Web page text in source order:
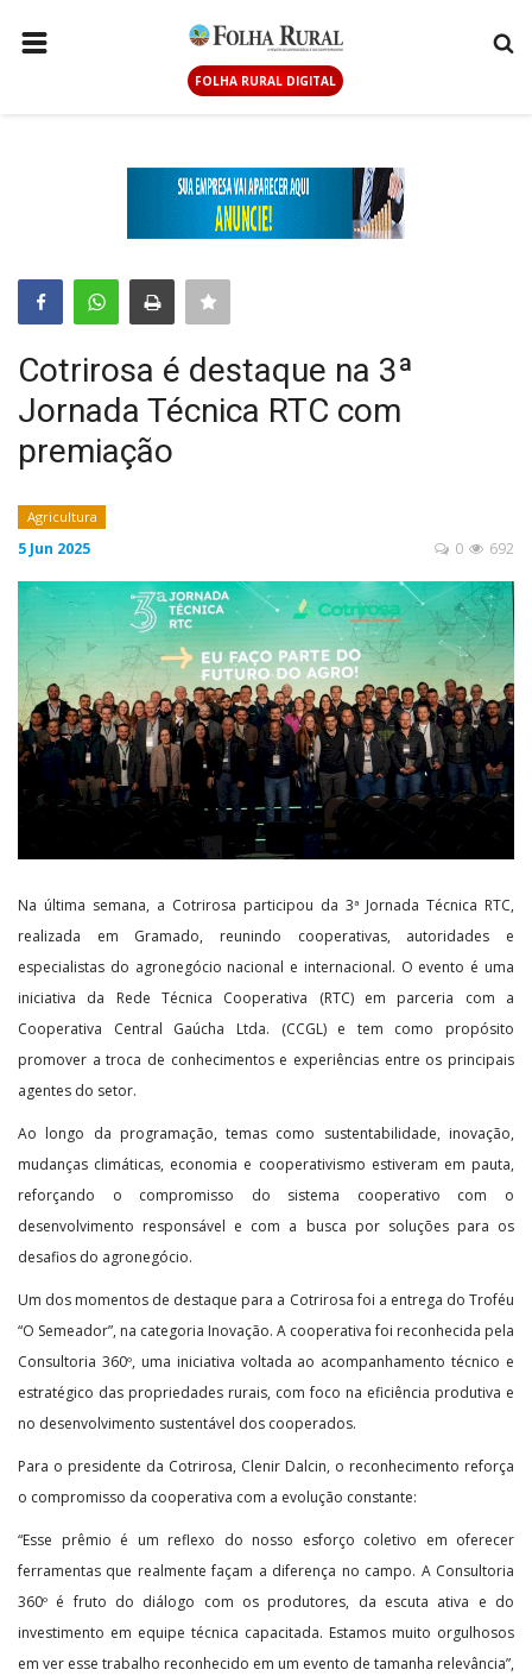
FOLHA RURAL DIGITAL
GERAL
CONTATO
LOGIN
CADASTRAR
Cotrirosa é destaque na 3ª
Jornada Técnica RTC com
premiação
Agricultura
5 Jun 2025 692
0
Na última semana, a Cotrirosa participou da 3ª Jornada Técnica RTC,
realizada em Gramado, reunindo cooperativas, autoridades e
especialistas do agronegócio nacional e internacional. O evento é uma
iniciativa da Rede Técnica Cooperativa (RTC) em parceria com a
Cooperativa Central Gaúcha Ltda. (CCGL) e tem como propósito
promover a troca de conhecimentos e experiências entre os principais
agentes do setor.
Ao longo da programação, temas como sustentabilidade, inovação,
mudanças climáticas, economia e cooperativismo estiveram em pauta,
reforçando o compromisso do sistema cooperativo com o
desenvolvimento responsável e com a busca por soluções para os
desafios do agronegócio.
Um dos momentos de destaque para a Cotrirosa foi a entrega do Troféu
“O Semeador”, na categoria Inovação. A cooperativa foi reconhecida pela
Consultoria 360º, uma iniciativa voltada ao acompanhamento técnico e
estratégico das propriedades rurais, com foco na eficiência produtiva e
no desenvolvimento sustentável dos cooperados.
Para o presidente da Cotrirosa, Clenir Dalcin, o reconhecimento reforça
o compromisso da cooperativa com a evolução constante:
“Esse prêmio é um reflexo do nosso esforço coletivo em oferecer
ferramentas que realmente façam a diferença no campo. A Consultoria
360º é fruto do diálogo com os produtores, da escuta ativa e do
investimento em equipe técnica capacitada. Estamos muito orgulhosos
em ver esse trabalho reconhecido em um evento de tamanha relevância”,